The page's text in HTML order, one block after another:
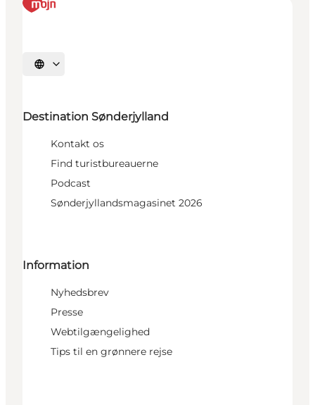
Vælg sprog
Destination Sønderjylland
Kontakt os
Find turistbureauerne
Podcast
Sønderjyllandsmagasinet 2026
Information
Nyhedsbrev
Presse
Webtilgængelighed
Tips til en grønnere rejse